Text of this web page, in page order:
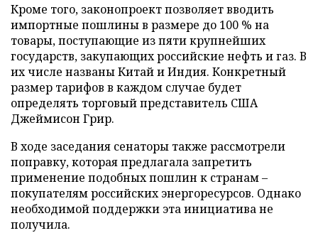
Кроме того, законопроект позволяет вводить
импортные пошлины в размере до 100 % на
товары, поступающие из пяти крупнейших
государств, закупающих российские нефть и газ. В
их числе названы Китай и Индия. Конкретный
размер тарифов в каждом случае будет
определять торговый представитель США
Джеймисон Грир.
В ходе заседания сенаторы также рассмотрели
поправку, которая предлагала запретить
применение подобных пошлин к странам –
покупателям российских энергоресурсов. Однако
необходимой поддержки эта инициатива не
получила.